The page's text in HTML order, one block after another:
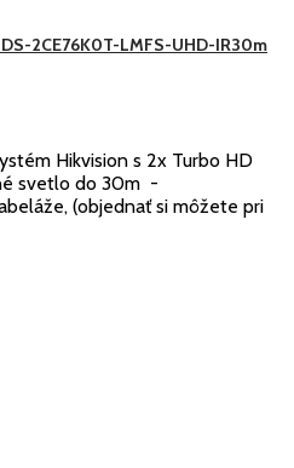
2CE76K0T-LMFS-UHD-IR30m
Hikvision s 2x Turbo HD
svetlo do 30m -
(objednať si môžete pri